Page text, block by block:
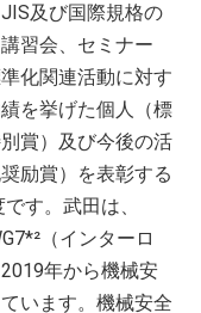
JIS及び国際規格の
習会、セミナー
化関連活動に対す
を挙げた個人（標
賞）及び今後の活
励賞）を表彰する
す。武田は、
（インターロ
2019年から機械安
います。機械安全